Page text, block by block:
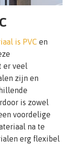
is PVC en
er veel
zijn en
is zowel
voordelige
na te
erg flexibel